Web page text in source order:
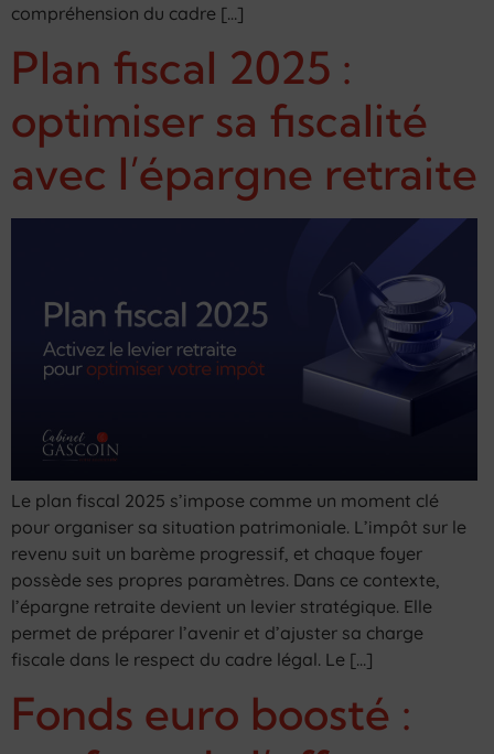
compréhension du cadre […]
Plan fiscal 2025 :
optimiser sa fiscalité
avec l’épargne retraite
Le plan fiscal 2025 s’impose comme un moment clé
pour organiser sa situation patrimoniale. L’impôt sur le
revenu suit un barème progressif, et chaque foyer
possède ses propres paramètres. Dans ce contexte,
l’épargne retraite devient un levier stratégique. Elle
permet de préparer l’avenir et d’ajuster sa charge
fiscale dans le respect du cadre légal. Le […]
Fonds euro boosté :